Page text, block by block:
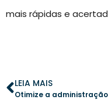
mais rápidas e
LEIA MAIS